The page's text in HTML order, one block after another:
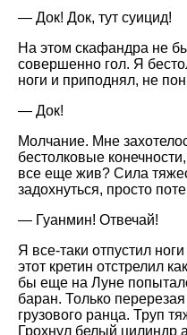
— Док! Док, тут суицид!
На этом скафандра не
совершенно гол. Я
ноги и приподнял, не
— Док!
Молчание. Мне
бестолковые
все еще жив? Сила
задохнуться, просто
— Гуанмин! Отвечай!
Я все-таки отпустил
этот кретин отстрелил
бы еще на Луне
баран. Только
грузового ранца. Труп
Грохнул белый цилиндр